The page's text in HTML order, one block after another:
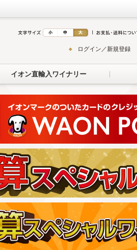
ログイン／新規登録
イオン直輸入ワイナリー